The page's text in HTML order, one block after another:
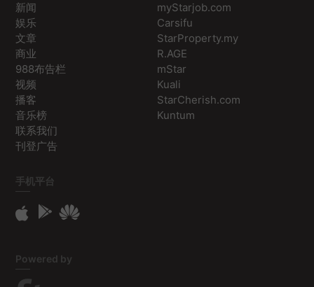
新闻
娱乐
文章
商业
988布告栏
视频
播客
音乐榜
联系我们
刊登广告
myStarjob.com
Carsifu
StarProperty.my
R.AGE
mStar
Kuali
StarCherish.com
Kuntum
手机平台
Powered by